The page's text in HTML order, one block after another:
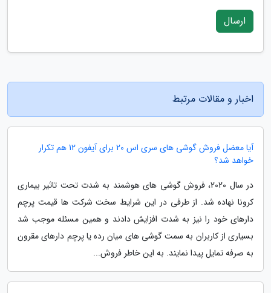
ارسال
اخبار و مقالات مرتبط
آیا معضل فروش گوشی های سری اس 20 برای آیفون 12 هم تکرار
خواهد شد؟
در سال 2020، فروش گوشی های هوشمند به شدت تحت تاثیر بیماری
کرونا نهاده شد. از طرفی در این شرایط سخت شرکت ها قیمت پرچم
دارهای خود را نیز به شدت افزایش دادند و همین مسئله موجب شد
بسیاری از کاربران به سمت گوشی های میان رده یا پرچم دارهای مقرون
به صرفه تمایل پیدا نمایند. به این خاطر فروش...